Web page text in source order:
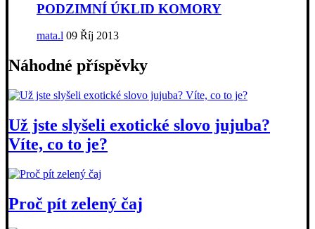
PODZIMNÍ ÚKLID KOMORY
mata.l 09 Říj 2013
Náhodné příspěvky
Už jste slyšeli exotické slovo jujuba?
Víte, co to je?
Proč pít zelený čaj